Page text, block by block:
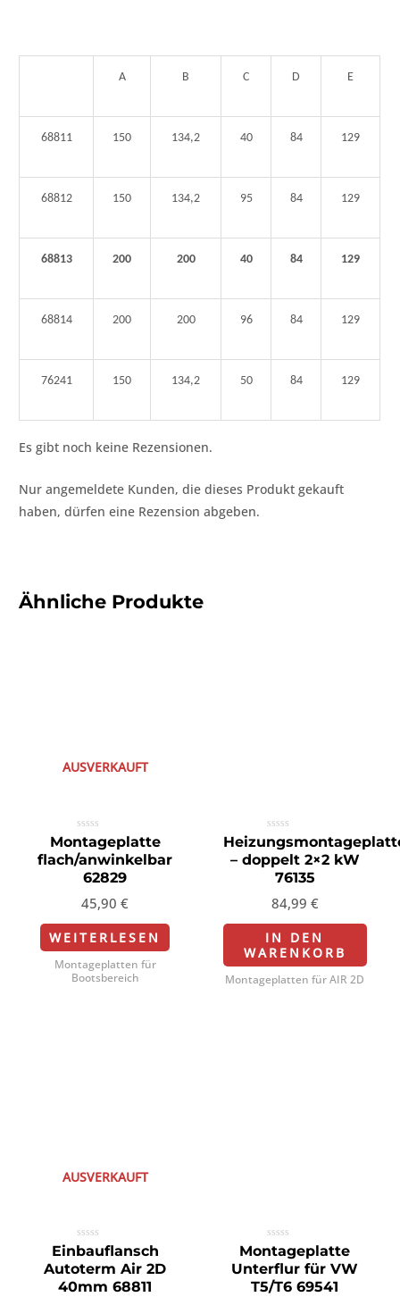
A B C D E
68811 150 134,2 40 84 129
68812 150 134,2 95 84 129
68813 200 200 40 84 129
68814 200 200 96 84 129
76241 150 134,2 50 84 129
Es gibt noch keine Rezensionen.
Nur angemeldete Kunden, die dieses Produkt gekauft
haben, dürfen eine Rezension abgeben.
Ähnliche Produkte
AUSVERKAUFT
Bewertet
mit
0
von
Montageplatte
flach/anwinkelbar
62829
45,90€
WEITERLESEN
Montageplatten für
Bootsbereich
Bewertet
mit
0
von
– doppelt 2×2 kW
76135
84,99 €
IN DEN
WARENKORB
Montageplatten für AIR 2D
AUSVERKAUFT
Bewertet
mit
0
von
5
Einbauflansch
Autoterm Air 2D
40mm 68811
Bewertet
mit
0
von
5
Montageplatte
Unterflur für VW
T5/T6 69541